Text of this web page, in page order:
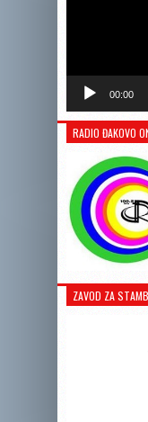
00:00
RADIO ĐAKOVO
ZAVOD ZA